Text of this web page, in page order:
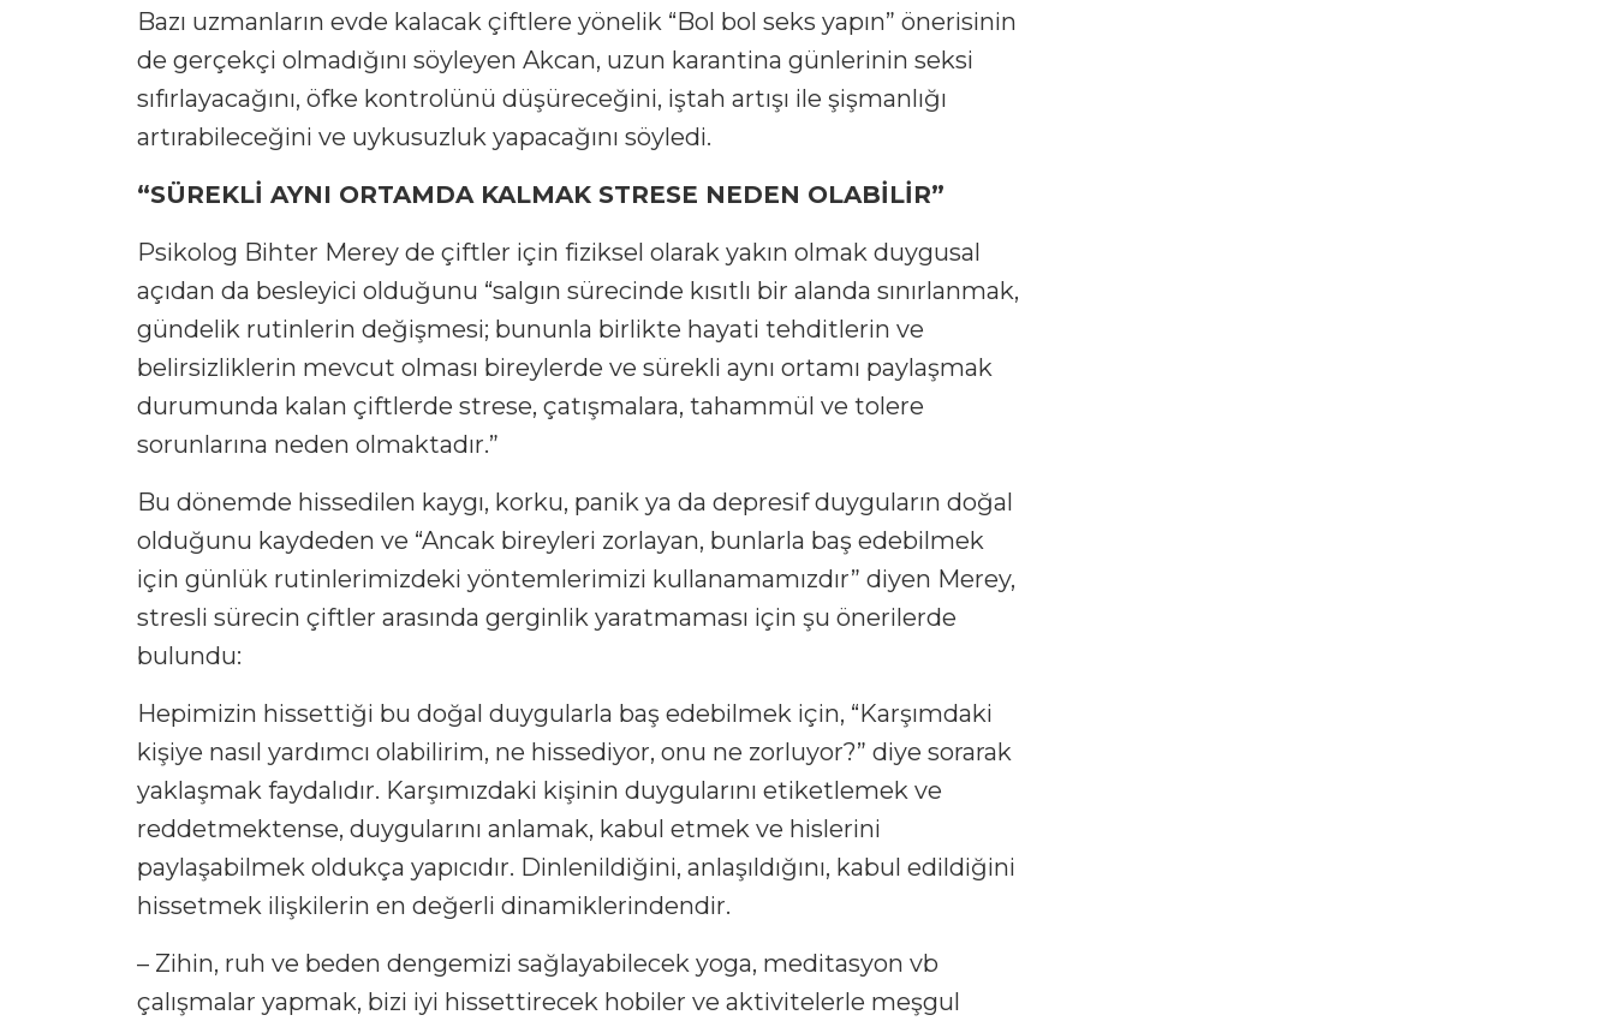
Bazı uzmanların evde kalacak çiftlere yönelik “Bol bol seks yapın” önerisinin
de gerçekçi olmadığını söyleyen Akcan, uzun karantina günlerinin seksi
sıfırlayacağını, öfke kontrolünü düşüreceğini, iştah artışı ile şişmanlığı
artırabileceğini ve uykusuzluk yapacağını söyledi.
“SÜREKLİ AYNI ORTAMDA KALMAK STRESE NEDEN OLABİLİR”
Psikolog Bihter Merey de çiftler için fiziksel olarak yakın olmak duygusal
açıdan da besleyici olduğunu “salgın sürecinde kısıtlı bir alanda sınırlanmak,
gündelik rutinlerin değişmesi; bununla birlikte hayati tehditlerin ve
belirsizliklerin mevcut olması bireylerde ve sürekli aynı ortamı paylaşmak
durumunda kalan çiftlerde strese, çatışmalara, tahammül ve tolere
sorunlarına neden olmaktadır.”
Bu dönemde hissedilen kaygı, korku, panik ya da depresif duyguların doğal
olduğunu kaydeden ve “Ancak bireyleri zorlayan, bunlarla baş edebilmek
için günlük rutinlerimizdeki yöntemlerimizi kullanamamızdır” diyen Merey,
stresli sürecin çiftler arasında gerginlik yaratmaması için şu önerilerde
bulundu:
Hepimizin hissettiği bu doğal duygularla baş edebilmek için, “Karşımdaki
kişiye nasıl yardımcı olabilirim, ne hissediyor, onu ne zorluyor?” diye sorarak
yaklaşmak faydalıdır. Karşımızdaki kişinin duygularını etiketlemek ve
reddetmektense, duygularını anlamak, kabul etmek ve hislerini
paylaşabilmek oldukça yapıcıdır. Dinlenildiğini, anlaşıldığını, kabul edildiğini
hissetmek ilişkilerin en değerli dinamiklerindendir.
– Zihin, ruh ve beden dengemizi sağlayabilecek yoga, meditasyon vb
çalışmalar yapmak, bizi iyi hissettirecek hobiler ve aktivitelerle meşgul